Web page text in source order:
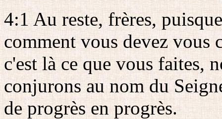
4:1 Au reste, frères,
comment vous devez vous
c'est là ce que vous faites,
conjurons au nom du
de progrès en progrès.